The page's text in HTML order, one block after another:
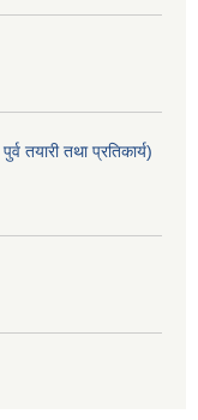
तयारी तथा प्रतिकार्य)